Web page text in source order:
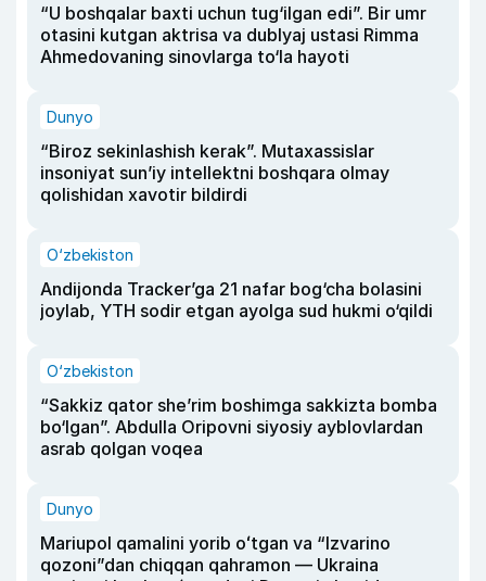
“U boshqalar baxti uchun tug‘ilgan edi”. Bir umr
otasini kutgan aktrisa va dublyaj ustasi Rimma
Ahmedovaning sinovlarga to‘la hayoti
Dunyo
“Biroz sekinlashish kerak”. Mutaxassislar
insoniyat sun’iy intellektni boshqara olmay
qolishidan xavotir bildirdi
O‘zbekiston
Andijonda Tracker’ga 21 nafar bog‘cha bolasini
joylab, YTH sodir etgan ayolga sud hukmi o‘qildi
O‘zbekiston
“Sakkiz qator she’rim boshimga sakkizta bomba
bo‘lgan”. Abdulla Oripovni siyosiy ayblovlardan
asrab qolgan voqea
Dunyo
Mariupol qamalini yorib oʻtgan va “Izvarino
qozoni”dan chiqqan qahramon — Ukraina